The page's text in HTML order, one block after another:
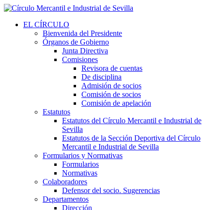
EL CÍRCULO
Bienvenida del Presidente
Órganos de Gobierno
Junta Directiva
Comisiones
Revisora de cuentas
De disciplina
Admisión de socios
Comisión de socios
Comisión de apelación
Estatutos
Estatutos del Círculo Mercantil e Industrial de
Sevilla
Estatutos de la Sección Deportiva del Círculo
Mercantil e Industrial de Sevilla
Formularios y Normativas
Formularios
Normativas
Colaboradores
Defensor del socio. Sugerencias
Departamentos
Dirección